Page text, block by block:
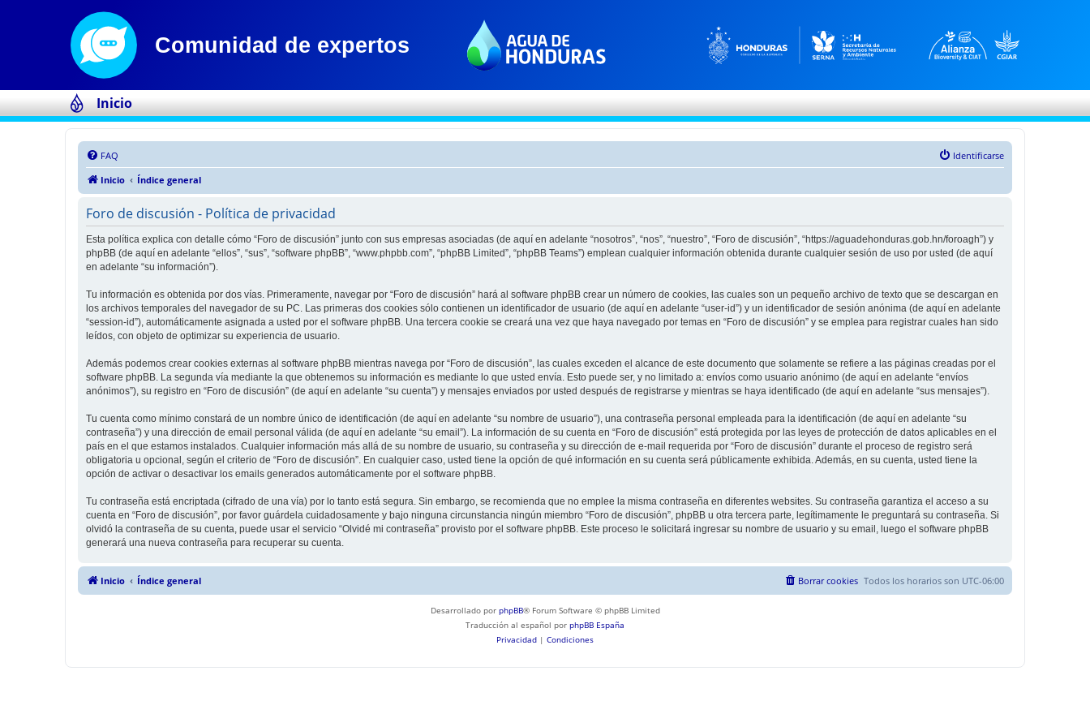
Inicio
FAQ
Identificarse
Inicio
Índice general
Foro de discusión - Política de privacidad
Esta política explica con detalle cómo “Foro de discusión” junto con sus empresas asociadas (de aquí en adelante “nosotros”, “nos”, “nuestro”, “Foro de discusión”, “https://aguadehonduras.gob.hn/foroagh”) y
phpBB (de aquí en adelante “ellos”, “sus”, “software phpBB”, “www.phpbb.com”, “phpBB Limited”, “phpBB Teams”) emplean cualquier información obtenida durante cualquier sesión de uso por usted (de aquí
en adelante “su información”).
Tu información es obtenida por dos vías. Primeramente, navegar por “Foro de discusión” hará al software phpBB crear un número de cookies, las cuales son un pequeño archivo de texto que se descargan en
los archivos temporales del navegador de su PC. Las primeras dos cookies sólo contienen un identificador de usuario (de aquí en adelante “user-id”) y un identificador de sesión anónima (de aquí en adelante
“session-id”), automáticamente asignada a usted por el software phpBB. Una tercera cookie se creará una vez que haya navegado por temas en “Foro de discusión” y se emplea para registrar cuales han sido
leídos, con objeto de optimizar su experiencia de usuario.
Además podemos crear cookies externas al software phpBB mientras navega por “Foro de discusión”, las cuales exceden el alcance de este documento que solamente se refiere a las páginas creadas por el
software phpBB. La segunda vía mediante la que obtenemos su información es mediante lo que usted envía. Esto puede ser, y no limitado a: envíos como usuario anónimo (de aquí en adelante “envíos
anónimos”), su registro en “Foro de discusión” (de aquí en adelante “su cuenta”) y mensajes enviados por usted después de registrarse y mientras se haya identificado (de aquí en adelante “sus mensajes”).
Tu cuenta como mínimo constará de un nombre único de identificación (de aquí en adelante “su nombre de usuario”), una contraseña personal empleada para la identificación (de aquí en adelante “su
contraseña”) y una dirección de email personal válida (de aquí en adelante “su email”). La información de su cuenta en “Foro de discusión” está protegida por las leyes de protección de datos aplicables en el
país en el que estamos instalados. Cualquier información más allá de su nombre de usuario, su contraseña y su dirección de e-mail requerida por “Foro de discusión” durante el proceso de registro será
obligatoria u opcional, según el criterio de “Foro de discusión”. En cualquier caso, usted tiene la opción de qué información en su cuenta será públicamente exhibida. Además, en su cuenta, usted tiene la
opción de activar o desactivar los emails generados automáticamente por el software phpBB.
Tu contraseña está encriptada (cifrado de una vía) por lo tanto está segura. Sin embargo, se recomienda que no emplee la misma contraseña en diferentes websites. Su contraseña garantiza el acceso a su
cuenta en “Foro de discusión”, por favor guárdela cuidadosamente y bajo ninguna circunstancia ningún miembro “Foro de discusión”, phpBB u otra tercera parte, legítimamente le preguntará su contraseña. Si
olvidó la contraseña de su cuenta, puede usar el servicio “Olvidé mi contraseña” provisto por el software phpBB. Este proceso le solicitará ingresar su nombre de usuario y su email, luego el software phpBB
generará una nueva contraseña para recuperar su cuenta.
Inicio Índice general Todos los horarios son UTC-06:00
Borrar cookies
Desarrollado por phpBB® Forum Software © phpBB Limited
Traducción al español por phpBB España
Privacidad | Condiciones